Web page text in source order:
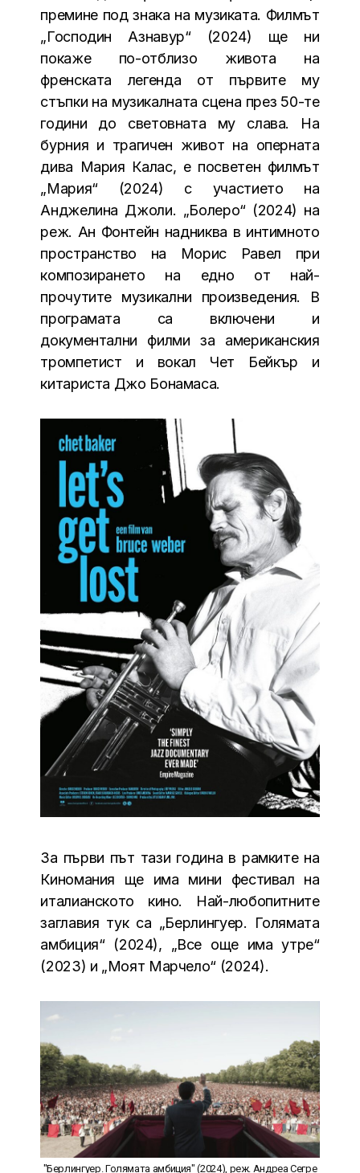
премине под знака на музиката. Филмът
„Господин Азнавур“ (2024) ще ни
покаже по-отблизо живота на
френската легенда от първите му
стъпки на музикалната сцена през 50-те
години до световната му слава. На
бурния и трагичен живот на оперната
дива Мария Калас, е посветен филмът
„Мария“ (2024) с участието на
Анджелина Джоли. „Болеро“ (2024) на
реж. Ан Фонтейн надниква в интимното
пространство на Морис Равел при
композирането на едно от най-
прочутите музикални произведения. В
програмата са включени и
документални филми за американския
тромпетист и вокал Чет Бейкър и
китариста Джо Бонамаса.
За първи път тази година в рамките на
Киномания ще има мини фестивал на
италианското кино. Най-любопитните
заглавия тук са „Берлингуер. Голямата
амбиция“ (2024), „Все още има утре“
(2023) и „Моят Марчело“ (2024).
"Берлингуер. Голямата амбиция" (2024), реж. Андреа Сегре